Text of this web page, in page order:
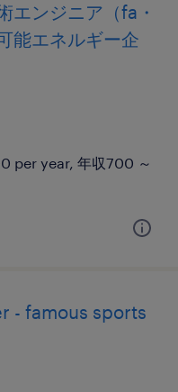
ンジニア（fa・
能エネルギー企
per year, 年収700 ～
- famous sports